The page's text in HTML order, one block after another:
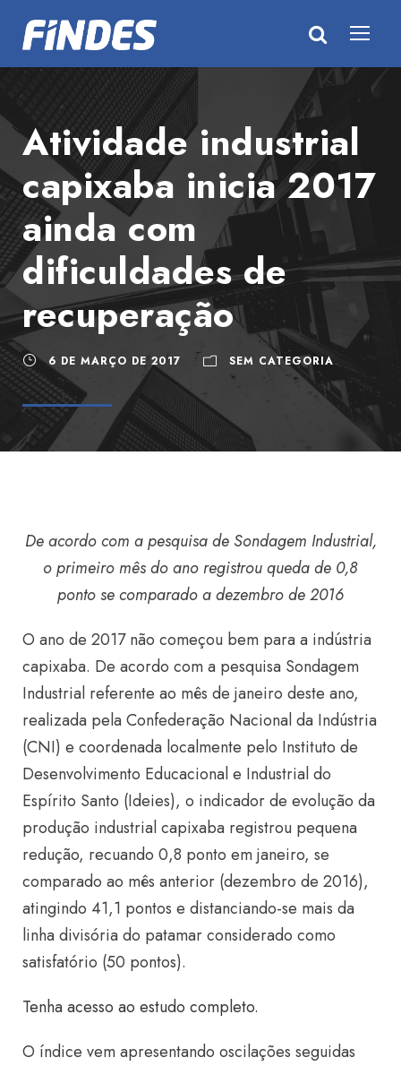
Atividade industrial
capixaba inicia 2017
ainda com
dificuldades de
recuperação
6 DE MARÇO DE 2017 SEM CATEGORIA
De acordo com a pesquisa de Sondagem Industrial,
o primeiro mês do ano registrou queda de 0,8
ponto se comparado a dezembro de 2016
O ano de 2017 não começou bem para a indústria
capixaba. De acordo com a pesquisa Sondagem
Industrial referente ao mês de janeiro deste ano,
realizada pela Confederação Nacional da Indústria
(CNI) e coordenada localmente pelo Instituto de
Desenvolvimento Educacional e Industrial do
Espírito Santo (Ideies), o indicador de evolução da
produção industrial capixaba registrou pequena
redução, recuando 0,8 ponto em janeiro, se
comparado ao mês anterior (dezembro de 2016),
atingindo 41,1 pontos e distanciando-se mais da
linha divisória do patamar considerado como
satisfatório (50 pontos).
Tenha acesso ao estudo completo.
O índice vem apresentando oscilações seguidas